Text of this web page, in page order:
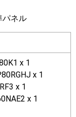
ネル
x 1
x 1
x 1
x 1